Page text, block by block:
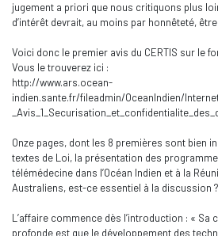
jugement a priori que nous critiquons plus
d’intérêt devrait, au moins par honnêteté,
Voici donc le premier avis du CERTIS sur le
Vous le trouverez ici :
http://www.ars.ocean-
indien.sante.fr/fileadmin/OceanIndien/
Onze pages, dont les 8 premières sont bien
textes de Loi, la présentation des
télémédecine dans l’Océan Indien et à la
Australiens, est-ce essentiel à la discussion ?
L’affaire commence dès l’introduction : «
profonde est que le développement des